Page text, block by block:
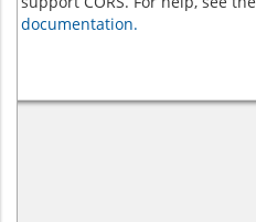
documentation.